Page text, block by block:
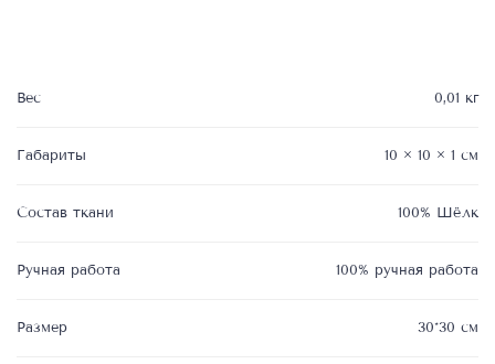
Вес 0,01 кг
Габариты 10 × 10 × 1 см
Состав ткани 100% Шёлк
Ручная работа 100% ручная работа
Размер 30*30 см